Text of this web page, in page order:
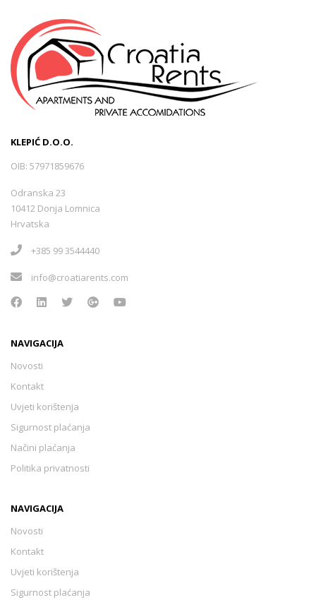
KLEPIĆ D.O.O.
OIB: 57971859676
Odranska 23
10412 Donja Lomnica
Hrvatska
+385 99 3544440
info@croatiarents.com
NAVIGACIJA
Novosti
Kontakt
Uvjeti korištenja
Sigurnost plaćanja
Načini plaćanja
Politika privatnosti
NAVIGACIJA
Novosti
Kontakt
Uvjeti korištenja
Sigurnost plaćanja